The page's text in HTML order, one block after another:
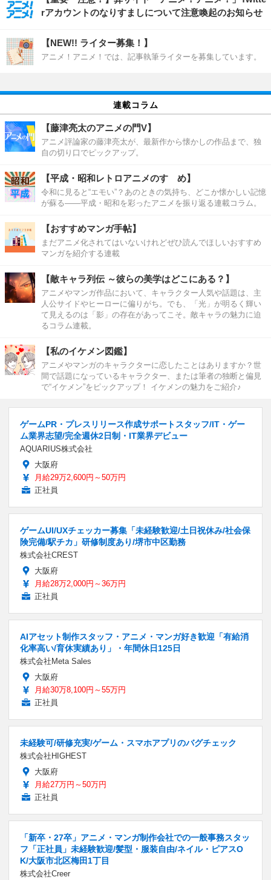
rアカウントのなりすましについて注意喚起のお知らせ
【NEW!! ライター募集！】
アニメ！アニメ！では、記事執筆ライターを募集しています。
連載コラム
【藤津亮太のアニメの門V】
アニメ評論家の藤津亮太が、最新作から懐かしの作品まで、独
自の切り口でピックアップ。
【平成・昭和レトロアニメのすゝめ】
令和に見ると“エモい”？あのときの気持ち、どこか懐かしい記憶
が蘇る――平成・昭和を彩ったアニメを振り返る連載コラム。
【おすすめマンガ手帖】
まだアニメ化されてはいないけれどぜひ読んでほしいおすすめ
マンガを紹介する連載
【敵キャラ列伝 ～彼らの美学はどこにある？】
アニメやマンガ作品において、キャラクター人気や話題は、主
人公サイドやヒーローに偏りがち。でも、「光」が明るく輝い
て見えるのは「影」の存在があってこそ。敵キャラの魅力に迫
るコラム連載。
【私のイケメン図鑑】
アニメやマンガのキャラクターに恋したことはありますか？世
間で話題になっているキャラクター、または筆者の独断と偏見
で“イケメン”をピックアップ！ イケメンの魅力をご紹介♪
ゲームPR・プレスリリース作成サポートスタッフ/IT・ゲー
ム業界志望/完全週休2日制・IT業界デビュー
AQUARIUS株式会社
大阪府
月給29万2,600円～50万円
正社員
ゲームUI/UXチェッカー募集「未経験歓迎/土日祝休み/社会保
険完備/駅チカ」研修制度あり/堺市中区勤務
株式会社CREST
大阪府
月給28万2,000円～36万円
正社員
AIアセット制作スタッフ・アニメ・マンガ好き歓迎「有給消
化率高い/育休実績あり」・年間休日125日
株式会社Meta Sales
大阪府
月給30万8,100円～55万円
正社員
未経験可/研修充実/ゲーム・スマホアプリのバグチェック
株式会社HIGHEST
大阪府
月給27万円～50万円
正社員
「新卒・27卒」アニメ・マンガ制作会社での一般事務スタッ
フ「正社員」未経験歓迎/髪型・服装自由/ネイル・ピアスO
K/大阪市北区梅田1丁目
株式会社Creer